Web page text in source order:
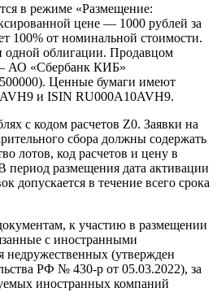
в режиме «Размещение:
цене — 1000 рублей за
100% от номинальной стоимости.
одной облигации. Продавцом
АО «Сбербанк КИБ»
Ценные бумаги имеют
и ISIN RU000A10AVH9.
с кодом расчетов Z0. Заявки на
сбора должны содержать
лотов, код расчетов и цену в
период размещения дата активации
допускается в течение всего срока
к участию в размещении
с иностранными
недружественных (утвержден
РФ № 430-р от 05.03.2022), за
иностранных компаний